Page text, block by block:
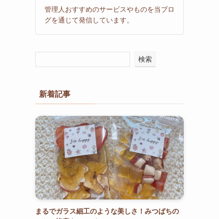
管理人おすすめのサービスやものを当ブロ
グを通じて発信しています。
検索
新着記事
まるでガラス細工のような美しさ！みつばちの